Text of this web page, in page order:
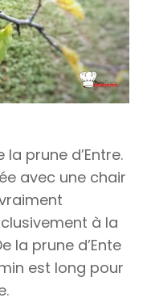
la prune d’Entre.
avec une chair
à la
la prune d’Ente
est long pour